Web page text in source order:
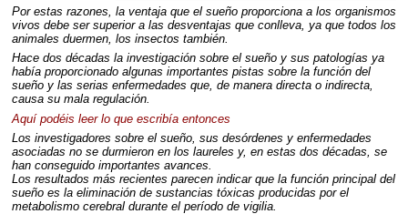
Por estas razones, la ventaja que el sueño proporciona a los organismos
vivos debe ser superior a las desventajas que conlleva, ya que todos los
animales duermen, los insectos también.
Hace dos décadas la investigación sobre el sueño y sus patologías ya
había proporcionado algunas importantes pistas sobre la función del
sueño y las serias enfermedades que, de manera directa o indirecta,
causa su mala regulación.
Aquí podéis leer lo que escribía entonces
Los investigadores sobre el sueño, sus desórdenes y enfermedades
asociadas no se durmieron en los laureles y, en estas dos décadas, se
han conseguido importantes avances.
Los resultados más recientes parecen indicar que la función principal del
sueño es la eliminación de sustancias tóxicas producidas por el
metabolismo cerebral durante el período de vigilia.